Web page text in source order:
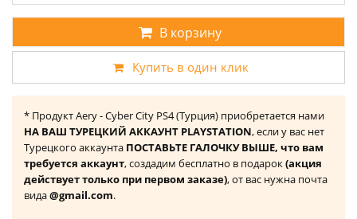
В корзину
Купить в один клик
* Продукт Aery - Cyber City PS4 (Турция) приобретается нами
НА ВАШ ТУРЕЦКИЙ АККАУНТ PLAYSTATION, если у вас нет
Турецкого аккаунта ПОСТАВЬТЕ ГАЛОЧКУ ВЫШЕ, что вам
требуется аккаунт, создадим бесплатно в подарок(акция
действует только при первом заказе), от вас нужна почта
вида@gmail.com.